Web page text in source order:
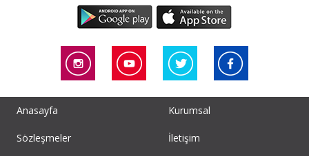
Anasayfa Kurumsal
Sözleşmeler İletişim